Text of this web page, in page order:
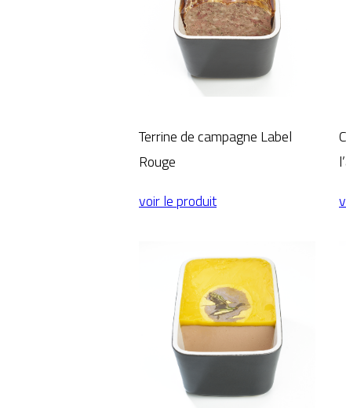
Terrine de campagne Label
Rouge
voir le produit